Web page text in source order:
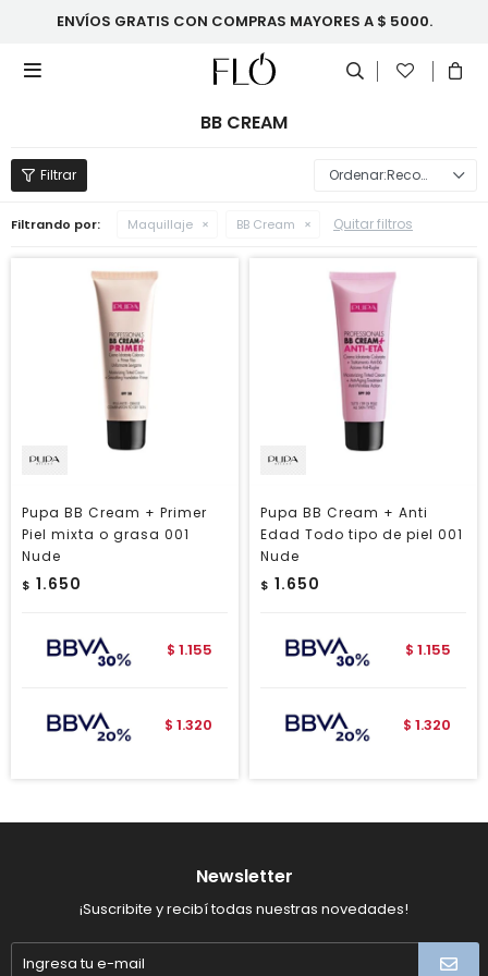
ENVÍOS GRATIS CON COMPRAS MAYORES A $ 5000.

BB CREAM
Recomendados
Filtrando por: Maquillaje BB Cream Quitar filtros
Pupa BB Cream + Primer
Piel mixta o grasa 001
Nude
$ 1.650
$ 1.155
$ 1.320
Pupa BB Cream + Anti
Edad Todo tipo de piel 001
Nude
$ 1.650
$ 1.155
$ 1.320
Newsletter
¡Suscribite y recibí todas nuestras novedades!